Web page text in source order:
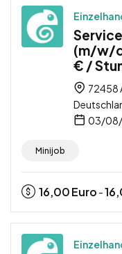
(m/w/
€ /
72458
03/
Minijob
16,00Euro -